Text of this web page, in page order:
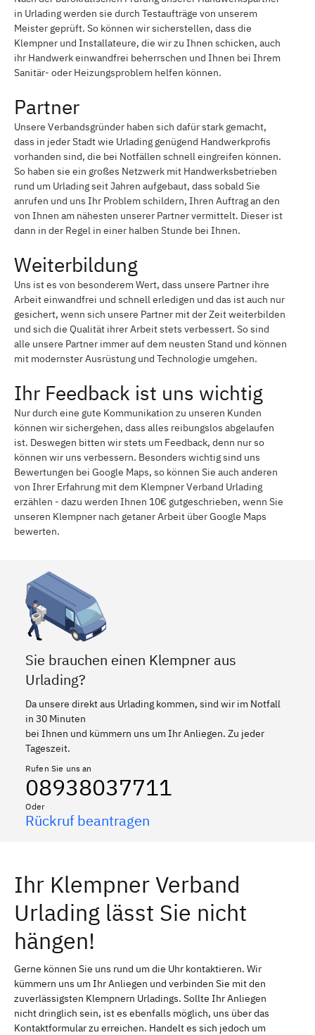
in Urlading werden sie durch Testaufträge von unserem
Meister geprüft. So können wir sicherstellen, dass die
Klempner und Installateure, die wir zu Ihnen schicken, auch
ihr Handwerk einwandfrei beherrschen und Ihnen bei Ihrem
Sanitär- oder Heizungsproblem helfen können.
Partner
Unsere Verbandsgründer haben sich dafür stark gemacht,
dass in jeder Stadt wie Urlading genügend Handwerkprofis
vorhanden sind, die bei Notfällen schnell eingreifen können.
So haben sie ein großes Netzwerk mit Handwerksbetrieben
rund um Urlading seit Jahren aufgebaut, dass sobald Sie
anrufen und uns Ihr Problem schildern, Ihren Auftrag an den
von Ihnen am nähesten unserer Partner vermittelt. Dieser ist
dann in der Regel in einer halben Stunde bei Ihnen.
Weiterbildung
Uns ist es von besonderem Wert, dass unsere Partner ihre
Arbeit einwandfrei und schnell erledigen und das ist auch nur
gesichert, wenn sich unsere Partner mit der Zeit weiterbilden
und sich die Qualität ihrer Arbeit stets verbessert. So sind
alle unsere Partner immer auf dem neusten Stand und können
mit modernster Ausrüstung und Technologie umgehen.
Ihr Feedback ist uns wichtig
Nur durch eine gute Kommunikation zu unseren Kunden
können wir sichergehen, dass alles reibungslos abgelaufen
ist. Deswegen bitten wir stets um Feedback, denn nur so
können wir uns verbessern. Besonders wichtig sind uns
Bewertungen bei Google Maps, so können Sie auch anderen
von Ihrer Erfahrung mit dem Klempner Verband Urlading
erzählen - dazu werden Ihnen 10€ gutgeschrieben, wenn Sie
unseren Klempner nach getaner Arbeit über Google Maps
bewerten.
Sie brauchen einen Klempner aus
Urlading?
Da unsere direkt aus Urlading kommen, sind wir im Notfall
in 30 Minuten
bei Ihnen und kümmern uns um Ihr Anliegen. Zu jeder
Tageszeit.
Rufen Sie uns an
08938037711
Oder
Rückruf beantragen
Ihr Klempner Verband
Urlading lässt Sie nicht
hängen!
Gerne können Sie uns rund um die Uhr kontaktieren. Wir
kümmern uns um Ihr Anliegen und verbinden Sie mit den
zuverlässigsten Klempnern Urladings. Sollte Ihr Anliegen
nicht dringlich sein, ist es ebenfalls möglich, uns über das
Kontaktformular zu erreichen. Handelt es sich jedoch um